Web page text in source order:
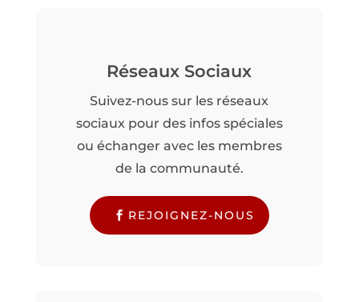
Réseaux Sociaux
Suivez-nous sur les réseaux
sociaux pour des infos spéciales
ou échanger avec les membres
de la communauté.
REJOIGNEZ-NOUS